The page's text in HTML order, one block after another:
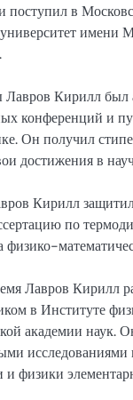
поступил в
имени
Лавров Кирилл
конференций и
Он получил
достижения в
Кирилл
по
физико-
Лавров Кирилл
в Институте
академии наук.
исследованиями
и физики